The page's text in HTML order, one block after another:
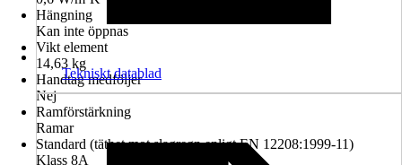
Hängning
Kan inte öppnas
Vikt element
14,63 kg
Handtag medföljer
Nej
Ramförstärkning
Ramar
Standard (täthet mot slagregn enligt EN 12208:1999-11)
Klass 8A
Tekniskt datablad